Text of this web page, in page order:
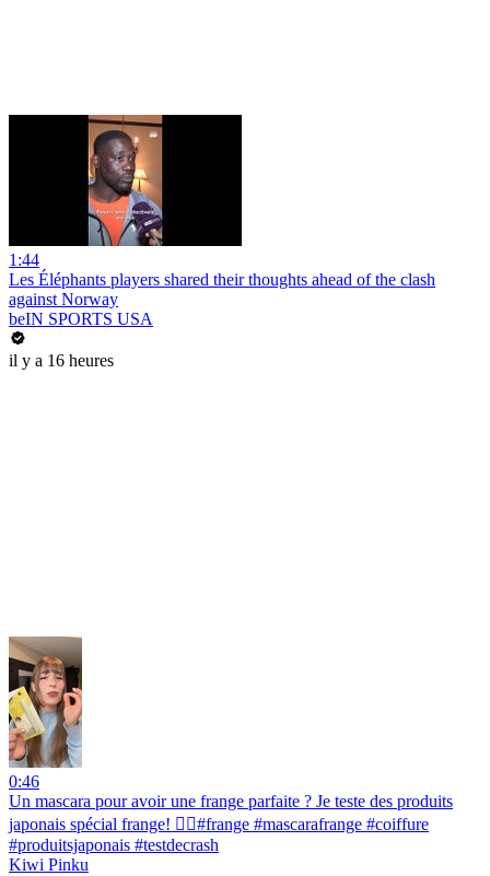
1:44
Les Éléphants players shared their thoughts ahead of the clash
against Norway
beIN SPORTS USA
il y a 16 heures
0:46
Un mascara pour avoir une frange parfaite ? Je teste des produits
japonais spécial frange! 💇‍♀️#frange #mascarafrange #coiffure
#produitsjaponais #testdecrash
Kiwi Pinku